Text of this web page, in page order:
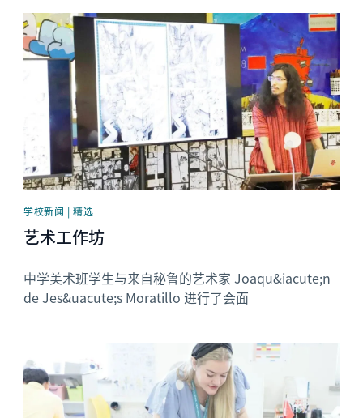
News image
学校新闻 | 精选
艺术工作坊
中学美术班学生与来自秘鲁的艺术家 Joaqu&iacute;n
de Jes&uacute;s Moratillo 进行了会面